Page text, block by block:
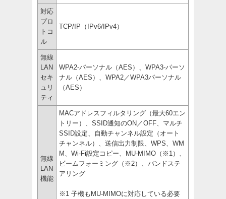
対応
プロ
トコ
ル
TCP/IP（IPv6/IPv4）
無線
LAN
セキ
ュリ
ティ
WPA2-パーソナル（AES）、WPA3-パーソ
ナル（AES）、WPA2／WPA3パーソナル
（AES）
無線
LAN
機能
MACアドレスフィルタリング（最大60エン
トリー）、SSID通知のON／OFF、マルチ
SSID設定、自動チャンネル設定（オート
チャンネル）、送信出力制限、WPS、WM
M、Wi-Fi設定コピー、MU-MIMO（※1）、
ビームフォーミング（※2）、バンドステ
アリング
※1 子機もMU-MIMOに対応している必要